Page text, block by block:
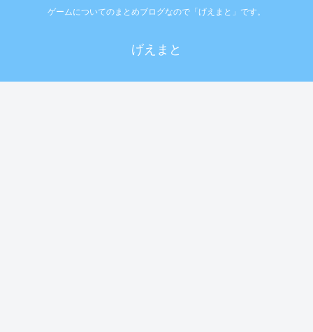
ゲームについてのまとめブログなので「げえまと」です。
げえまと